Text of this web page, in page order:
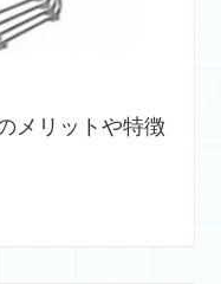
メリットや特徴